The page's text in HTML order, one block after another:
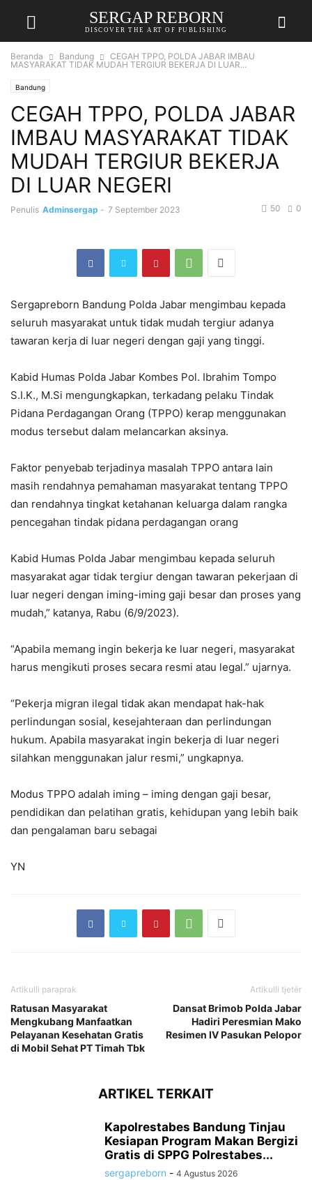
SERGAP REBORN
DISCOVER THE ART OF PUBLISHING
Beranda Bandung
CEGAH TPPO, POLDA JABAR IMBAU
MASYARAKAT TIDAK MUDAH TERGIUR BEKERJA DI LUAR...
Bandung
CEGAH TPPO, POLDA JABAR
IMBAU MASYARAKAT TIDAK
MUDAH TERGIUR BEKERJA
DI LUAR NEGERI
Penulis Adminsergap - 7 September 2023 0
50
Sergapreborn Bandung Polda Jabar mengimbau kepada
seluruh masyarakat untuk tidak mudah tergiur adanya
tawaran kerja di luar negeri dengan gaji yang tinggi.
Kabid Humas Polda Jabar Kombes Pol. Ibrahim Tompo
S.I.K., M.Si mengungkapkan, terkadang pelaku Tindak
Pidana Perdagangan Orang (TPPO) kerap menggunakan
modus tersebut dalam melancarkan aksinya.
Faktor penyebab terjadinya masalah TPPO antara lain
masih rendahnya pemahaman masyarakat tentang TPPO
dan rendahnya tingkat ketahanan keluarga dalam rangka
pencegahan tindak pidana perdagangan orang
Kabid Humas Polda Jabar mengimbau kepada seluruh
masyarakat agar tidak tergiur dengan tawaran pekerjaan di
luar negeri dengan iming-iming gaji besar dan proses yang
mudah,” katanya, Rabu (6/9/2023).
“Apabila memang ingin bekerja ke luar negeri, masyarakat
harus mengikuti proses secara resmi atau legal.” ujarnya.
“Pekerja migran ilegal tidak akan mendapat hak-hak
perlindungan sosial, kesejahteraan dan perlindungan
hukum. Apabila masyarakat ingin bekerja di luar negeri
silahkan menggunakan jalur resmi,” ungkapnya.
Modus TPPO adalah iming – iming dengan gaji besar,
pendidikan dan pelatihan gratis, kehidupan yang lebih baik
dan pengalaman baru sebagai
YN
Artikulli paraprak
Ratusan Masyarakat
Mengkubang Manfaatkan
Pelayanan Kesehatan Gratis
di Mobil Sehat PT Timah Tbk
Artikulli tjetër
Dansat Brimob Polda Jabar
Hadiri Peresmian Mako
Resimen IV Pasukan Pelopor
ARTIKEL TERKAIT
Kapolrestabes Bandung Tinjau
Kesiapan Program Makan Bergizi
Gratis di SPPG Polrestabes...
sergapreborn - 4 Agustus 2026